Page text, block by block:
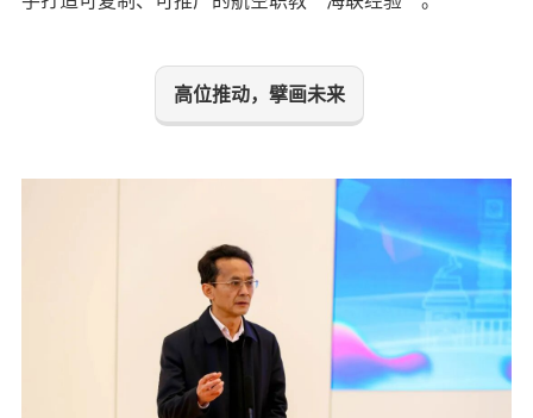
高位推动，擘画未来